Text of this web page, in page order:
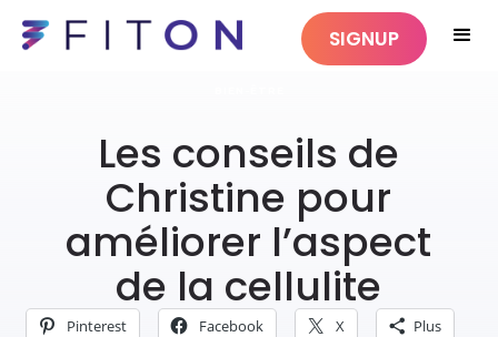
SIGNUP
Les conseils de
Christine pour
améliorer l’aspect
de la cellulite
Pinterest Facebook X Plus